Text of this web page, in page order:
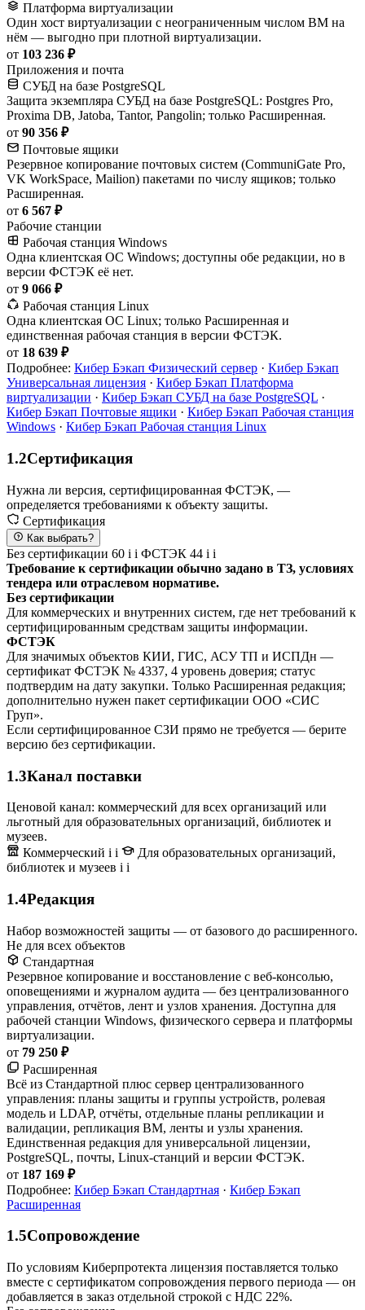
Платформа виртуализации
Один хост виртуализации с неограниченным числом ВМ на
нём — выгодно при плотной виртуализации.
от 103 236 ₽
Приложения и почта
СУБД на базе PostgreSQL
Защита экземпляра СУБД на базе PostgreSQL: Postgres Pro,
Proxima DB, Jatoba, Tantor, Pangolin; только Расширенная.
от 90 356 ₽
Почтовые ящики
Резервное копирование почтовых систем (CommuniGate Pro,
VK WorkSpace, Mailion) пакетами по числу ящиков; только
Расширенная.
от 6 567 ₽
Рабочие станции
Рабочая станция Windows
Одна клиентская ОС Windows; доступны обе редакции, но в
версии ФСТЭК её нет.
от 9 066 ₽
Рабочая станция Linux
Одна клиентская ОС Linux; только Расширенная и
единственная рабочая станция в версии ФСТЭК.
от 18 639 ₽
Подробнее: Кибер Бэкап Физический сервер · Кибер Бэкап
Универсальная лицензия · Кибер Бэкап Платформа
виртуализации · Кибер Бэкап СУБД на базе PostgreSQL ·
Кибер Бэкап Почтовые ящики · Кибер Бэкап Рабочая станция
Windows · Кибер Бэкап Рабочая станция Linux
1.2Сертификация
Нужна ли версия, сертифицированная ФСТЭК, —
определяется требованиями к объекту защиты.
Сертификация
Как выбрать?
Без сертификации 60 i i ФСТЭК 44 i i
Требование к сертификации обычно задано в ТЗ, условиях
тендера или отраслевом нормативе.
Без сертификации
Для коммерческих и внутренних систем, где нет требований к
сертифицированным средствам защиты информации.
ФСТЭК
Для значимых объектов КИИ, ГИС, АСУ ТП и ИСПДн —
сертификат ФСТЭК № 4337, 4 уровень доверия; статус
подтвердим на дату закупки. Только Расширенная редакция;
дополнительно нужен пакет сертификации ООО «СИС
Груп».
Если сертифицированное СЗИ прямо не требуется — берите
версию без сертификации.
1.3Канал поставки
Ценовой канал: коммерческий для всех организаций или
льготный для образовательных организаций, библиотек и
музеев.
Коммерческий i i
Для образовательных организаций,
библиотек и музеев i i
1.4Редакция
Набор возможностей защиты — от базового до расширенного.
Не для всех объектов
Стандартная
Резервное копирование и восстановление с веб-консолью,
оповещениями и журналом аудита — без централизованного
управления, отчётов, лент и узлов хранения. Доступна для
рабочей станции Windows, физического сервера и платформы
виртуализации.
от 79 250 ₽
Расширенная
Всё из Стандартной плюс сервер централизованного
управления: планы защиты и группы устройств, ролевая
модель и LDAP, отчёты, отдельные планы репликации и
валидации, репликация ВМ, ленты и узлы хранения.
Единственная редакция для универсальной лицензии,
PostgreSQL, почты, Linux-станций и версии ФСТЭК.
от 187 169 ₽
Подробнее: Кибер Бэкап Стандартная · Кибер Бэкап
Расширенная
1.5Сопровождение
По условиям Киберпротекта лицензия поставляется только
вместе с сертификатом сопровождения первого периода — он
добавляется в заказ отдельной строкой с НДС 22%.